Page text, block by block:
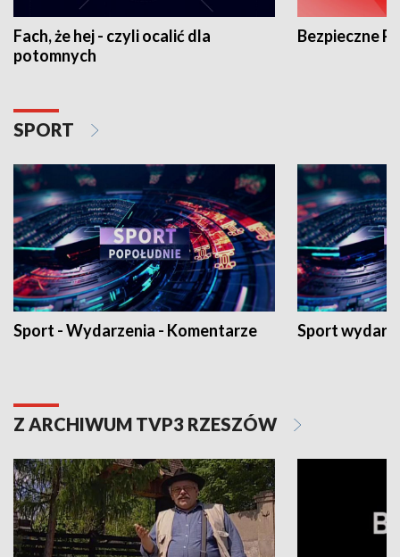
Fach, że hej - czyli ocalić dla
potomnych
Bezpieczne
SPORT
Sport - Wydarzenia - Komentarze Sport
Z ARCHIWUM TVP3 RZESZÓW